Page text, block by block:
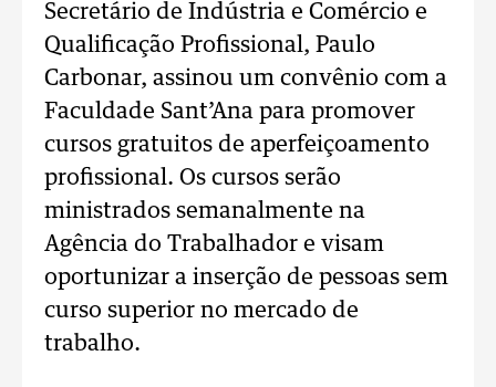
Secretário de Indústria e Comércio e
Qualificação Profissional, Paulo
Carbonar, assinou um convênio com a
Faculdade Sant’Ana para promover
cursos gratuitos de aperfeiçoamento
profissional. Os cursos serão
ministrados semanalmente na
Agência do Trabalhador e visam
oportunizar a inserção de pessoas sem
curso superior no mercado de
trabalho.